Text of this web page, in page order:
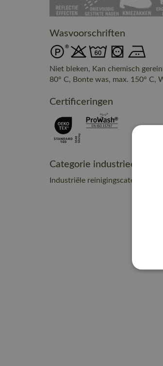
Wasvoorschriften
Niet bleken, Kan chemisch
80° C, Bonte was, max. 150° C,
Certificeringen
Categorie industrieel
Industriële reinigingscategorie A1